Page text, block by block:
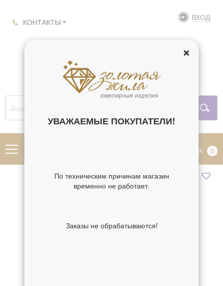
КОНТАКТЫ ВХОД
КОРЗИНА 0
УВАЖАЕМЫЕ ПОКУПАТЕЛИ!
По техническим причинам магазин
временно не работает.
Заказы не обрабатываются!